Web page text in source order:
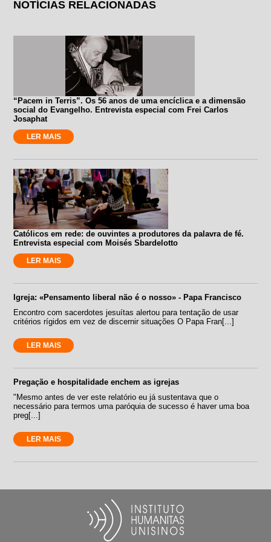
NOTÍCIAS RELACIONADAS
“Pacem in Terris”. Os 56 anos de uma encíclica e a dimensão
social do Evangelho. Entrevista especial com Frei Carlos
Josaphat
LER MAIS
Católicos em rede: de ouvintes a produtores da palavra de fé.
Entrevista especial com Moisés Sbardelotto
LER MAIS
Igreja: «Pensamento liberal não é o nosso» - Papa Francisco
Encontro com sacerdotes jesuítas alertou para tentação de usar
critérios rígidos em vez de discernir situações O Papa Fran[...]
LER MAIS
Pregação e hospitalidade enchem as igrejas
"Mesmo antes de ver este relatório eu já sustentava que o
necessário para termos uma paróquia de sucesso é haver uma boa
preg[...]
LER MAIS